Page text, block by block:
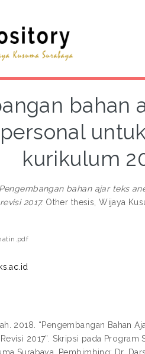
bahan
kurikulum
Pengembangan bahan ajar teks
2017. Other thesis, Wijaya
2018. “Pengembangan Bahan
2017”. Skripsi pada
Surabaya. Pembimbing: Dr.